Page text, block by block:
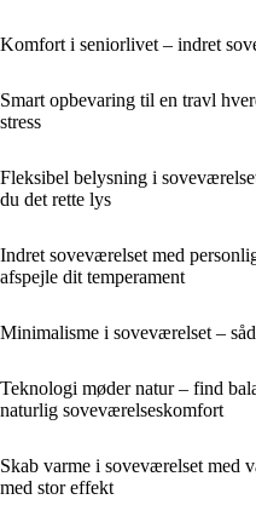
Komfort i seniorlivet – indret
Smart opbevaring til en travl
stress
Fleksibel belysning i
du det rette lys
Indret soveværelset med
afspejle dit temperament
Minimalisme i soveværelset –
Teknologi møder natur – find
naturlig soveværelseskomfort
Skab varme i soveværelset med
med stor effekt